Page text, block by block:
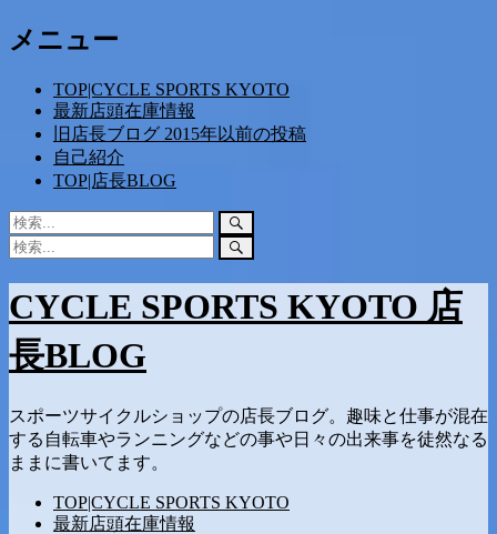
コ
ン
ッ
プ
メニュー
TOP|CYCLE SPORTS KYOTO
最新店頭在庫情報
旧店長ブログ 2015年以前の投稿
自己紹介
TOP|店長BLOG
検
索:
検
索
開
始
検
検
開
始
CYCLE SPORTS KYOTO 店
長BLOG
スポーツサイクルショップの店長ブログ。趣味と仕事が混在
する自転車やランニングなどの事や日々の出来事を徒然なる
ままに書いてます。
TOP|CYCLE SPORTS KYOTO
最新店頭在庫情報